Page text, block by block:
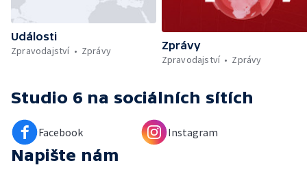
Události
Zpravodajství
Zprávy
Zprávy
Zpravodajství
Zprávy
Studio 6 na sociálních sítích
Facebook Instagram
Napište nám